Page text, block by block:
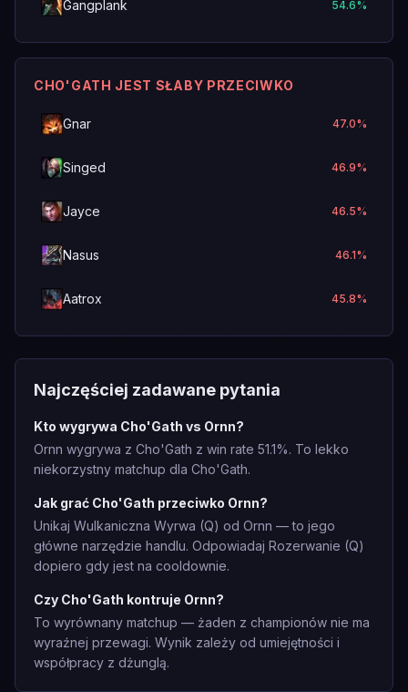
Gangplank 54.6%
CHO'GATH JEST SŁABY PRZECIWKO
Gnar 47.0%
Singed 46.9%
Jayce 46.5%
Nasus 46.1%
Aatrox 45.8%
Najczęściej zadawane pytania
Kto wygrywa Cho'Gath vs Ornn?
Ornn wygrywa z Cho'Gath z win rate 51.1%. To lekko
niekorzystny matchup dla Cho'Gath.
Jak grać Cho'Gath przeciwko Ornn?
Unikaj Wulkaniczna Wyrwa (Q) od Ornn — to jego
główne narzędzie handlu. Odpowiadaj Rozerwanie (Q)
dopiero gdy jest na cooldownie.
Czy Cho'Gath kontruje Ornn?
To wyrównany matchup — żaden z championów nie ma
wyraźnej przewagi. Wynik zależy od umiejętności i
współpracy z dżunglą.